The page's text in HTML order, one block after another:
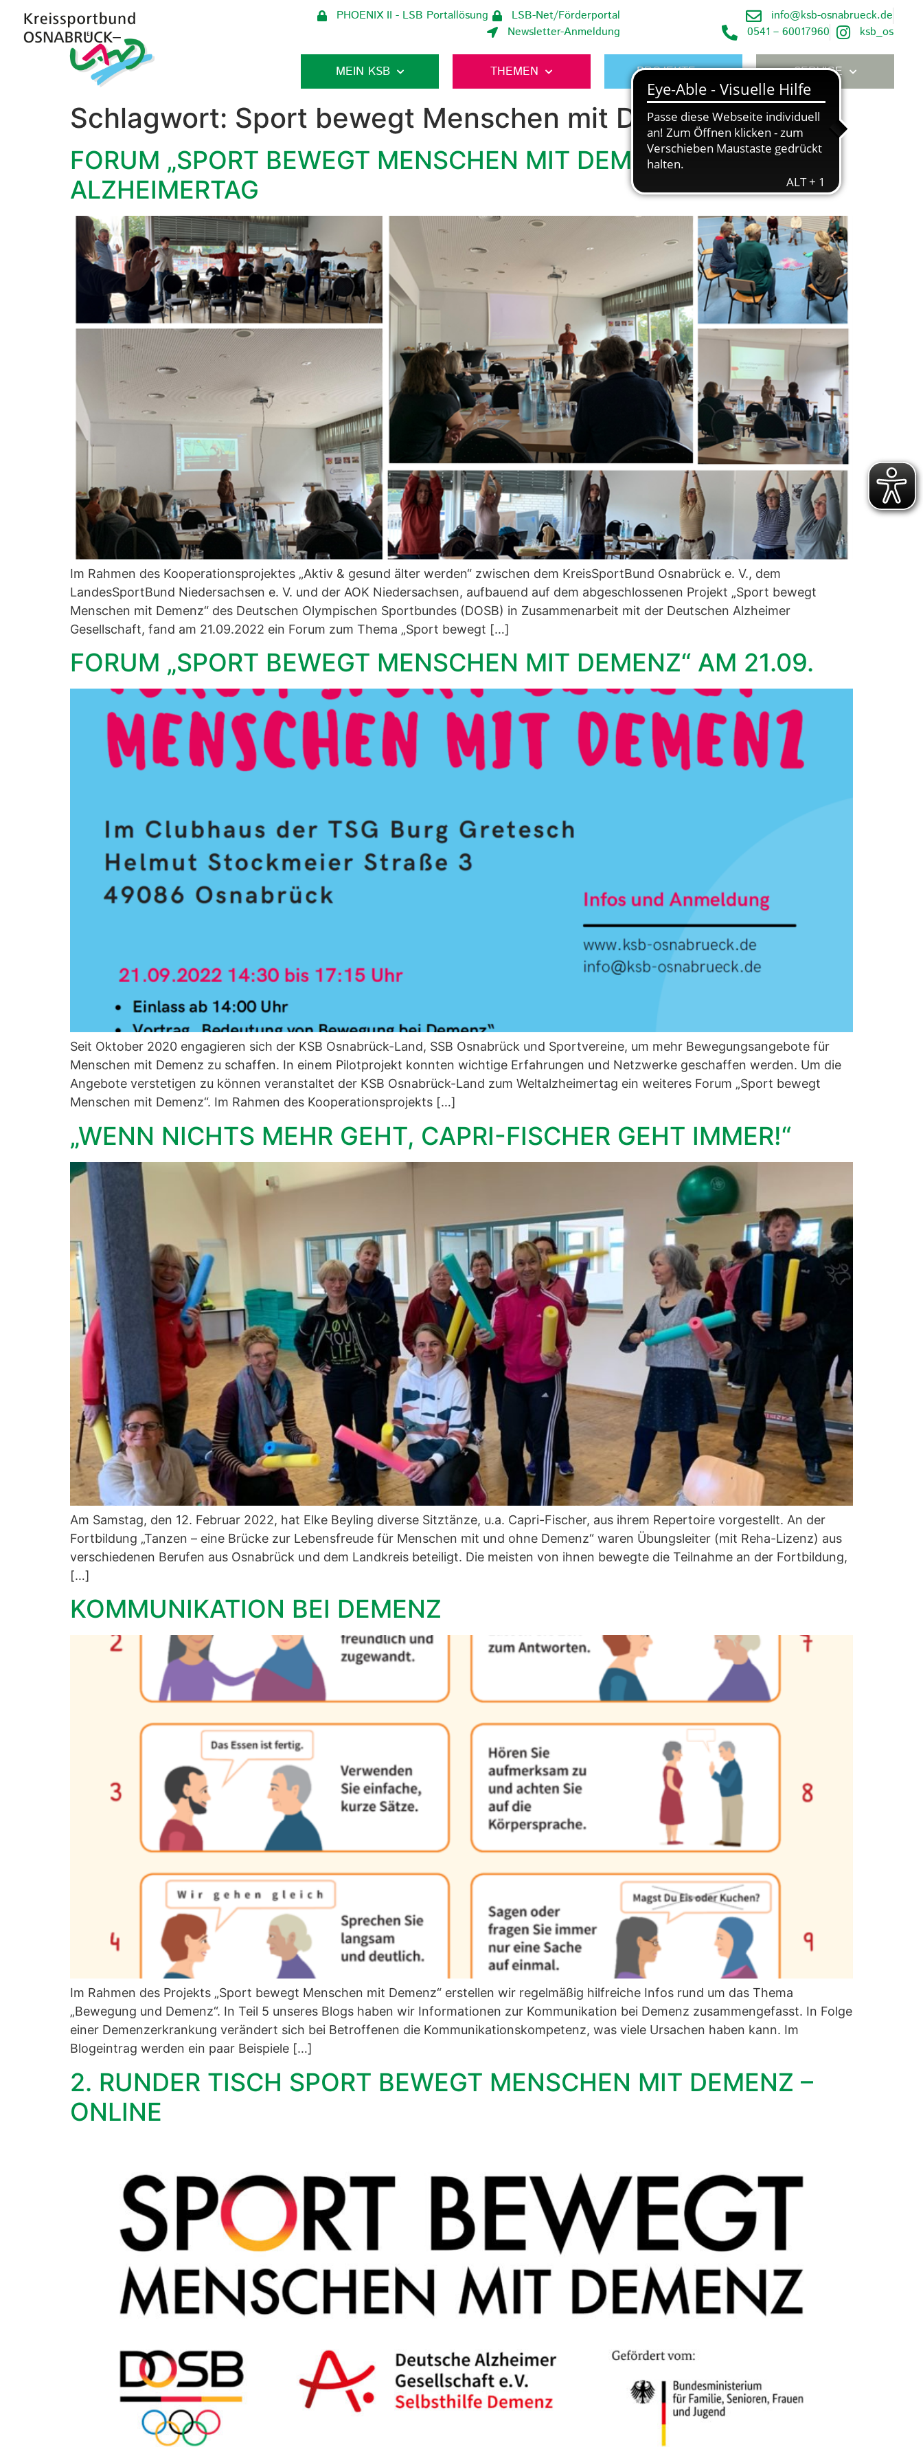
PHOENIX II - LSB Portallösung
LSB-Net/Förderportal
Newsletter-Anmeldung
info@ksb-osnabrueck.de
0541 – 60017960
ksb_os
MEIN KSB THEMEN PROJEKTE SERVICE
Schlagwort: Sport bewegt Menschen mit Demenz
FORUM „SPORT BEWEGT MENSCHEN MIT DEMENZ“ AM WELT-
ALZHEIMERTAG
Im Rahmen des Kooperationsprojektes „Aktiv & gesund älter werden“ zwischen dem KreisSportBund Osnabrück e. V., dem
LandesSportBund Niedersachsen e. V. und der AOK Niedersachsen, aufbauend auf dem abgeschlossenen Projekt „Sport bewegt
Menschen mit Demenz“ des Deutschen Olympischen Sportbundes (DOSB) in Zusammenarbeit mit der Deutschen Alzheimer
Gesellschaft, fand am 21.09.2022 ein Forum zum Thema „Sport bewegt […]
FORUM „SPORT BEWEGT MENSCHEN MIT DEMENZ“ AM 21.09.
Seit Oktober 2020 engagieren sich der KSB Osnabrück-Land, SSB Osnabrück und Sportvereine, um mehr Bewegungsangebote für
Menschen mit Demenz zu schaffen. In einem Pilotprojekt konnten wichtige Erfahrungen und Netzwerke geschaffen werden. Um die
Angebote verstetigen zu können veranstaltet der KSB Osnabrück-Land zum Weltalzheimertag ein weiteres Forum „Sport bewegt
Menschen mit Demenz“. Im Rahmen des Kooperationsprojekts […]
„WENN NICHTS MEHR GEHT, CAPRI-FISCHER GEHT IMMER!“
Am Samstag, den 12. Februar 2022, hat Elke Beyling diverse Sitztänze, u.a. Capri-Fischer, aus ihrem Repertoire vorgestellt. An der
Fortbildung „Tanzen – eine Brücke zur Lebensfreude für Menschen mit und ohne Demenz“ waren Übungsleiter (mit Reha-Lizenz) aus
verschiedenen Berufen aus Osnabrück und dem Landkreis beteiligt. Die meisten von ihnen bewegte die Teilnahme an der Fortbildung,
[…]
KOMMUNIKATION BEI DEMENZ
Im Rahmen des Projekts „Sport bewegt Menschen mit Demenz“ erstellen wir regelmäßig hilfreiche Infos rund um das Thema
„Bewegung und Demenz“. In Teil 5 unseres Blogs haben wir Informationen zur Kommunikation bei Demenz zusammengefasst. In Folge
einer Demenzerkrankung verändert sich bei Betroffenen die Kommunikationskompetenz, was viele Ursachen haben kann. Im
Blogeintrag werden ein paar Beispiele […]
2. RUNDER TISCH SPORT BEWEGT MENSCHEN MIT DEMENZ –
ONLINE